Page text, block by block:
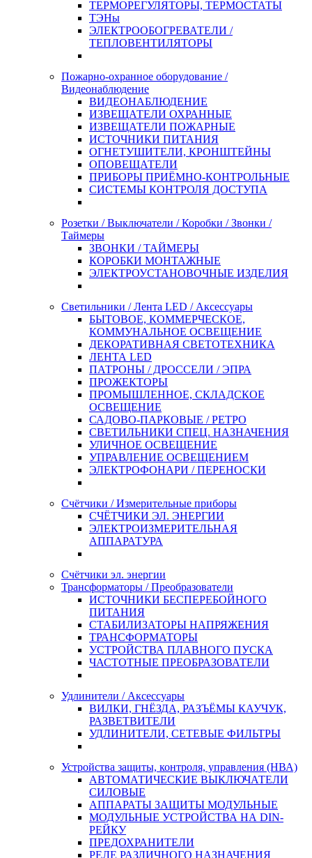
ТЕРМОРЕГУЛЯТОРЫ, ТЕРМОСТАТЫ
ТЭНы
ЭЛЕКТРООБОГРЕВАТЕЛИ /
ТЕПЛОВЕНТИЛЯТОРЫ
Пожарно-охранное оборудование /
Видеонаблюдение
ВИДЕОНАБЛЮДЕНИЕ
ИЗВЕЩАТЕЛИ ОХРАННЫЕ
ИЗВЕЩАТЕЛИ ПОЖАРНЫЕ
ИСТОЧНИКИ ПИТАНИЯ
ОГНЕТУШИТЕЛИ, КРОНШТЕЙНЫ
ОПОВЕЩАТЕЛИ
ПРИБОРЫ ПРИЁМНО-КОНТРОЛЬНЫЕ
СИСТЕМЫ КОНТРОЛЯ ДОСТУПА
Розетки / Выключатели / Коробки / Звонки /
Таймеры
ЗВОНКИ / ТАЙМЕРЫ
КОРОБКИ МОНТАЖНЫЕ
ЭЛЕКТРОУСТАНОВОЧНЫЕ ИЗДЕЛИЯ
Светильники / Лента LED / Аксессуары
БЫТОВОЕ, КОММЕРЧЕСКОЕ,
КОММУНАЛЬНОЕ ОСВЕЩЕНИЕ
ДЕКОРАТИВНАЯ СВЕТОТЕХНИКА
ЛЕНТА LED
ПАТРОНЫ / ДРОССЕЛИ / ЭПРА
ПРОЖЕКТОРЫ
ПРОМЫШЛЕННОЕ, СКЛАДСКОЕ
ОСВЕЩЕНИЕ
САДОВО-ПАРКОВЫЕ / РЕТРО
СВЕТИЛЬНИКИ СПЕЦ. НАЗНАЧЕНИЯ
УЛИЧНОЕ ОСВЕЩЕНИЕ
УПРАВЛЕНИЕ ОСВЕЩЕНИЕМ
ЭЛЕКТРОФОНАРИ / ПЕРЕНОСКИ
Счётчики / Измерительные приборы
СЧЁТЧИКИ ЭЛ. ЭНЕРГИИ
ЭЛЕКТРОИЗМЕРИТЕЛЬНАЯ
АППАРАТУРА
Счётчики эл. энергии
Трансформаторы / Преобразователи
ИСТОЧНИКИ БЕСПЕРЕБОЙНОГО
ПИТАНИЯ
СТАБИЛИЗАТОРЫ НАПРЯЖЕНИЯ
ТРАНСФОРМАТОРЫ
УСТРОЙСТВА ПЛАВНОГО ПУСКА
ЧАСТОТНЫЕ ПРЕОБРАЗОВАТЕЛИ
Удлинители / Аксессуары
ВИЛКИ, ГНЁЗДА, РАЗЪЁМЫ КАУЧУК,
РАЗВЕТВИТЕЛИ
УДЛИНИТЕЛИ, СЕТЕВЫЕ ФИЛЬТРЫ
Устройства защиты, контроля, управления (НВА)
АВТОМАТИЧЕСКИЕ ВЫКЛЮЧАТЕЛИ
СИЛОВЫЕ
АППАРАТЫ ЗАЩИТЫ МОДУЛЬНЫЕ
МОДУЛЬНЫЕ УСТРОЙСТВА НА DIN-
РЕЙКУ
ПРЕДОХРАНИТЕЛИ
РЕЛЕ РАЗЛИЧНОГО НАЗНАЧЕНИЯ